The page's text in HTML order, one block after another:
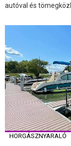
autóval és
HORGÁSZNYARALÓ